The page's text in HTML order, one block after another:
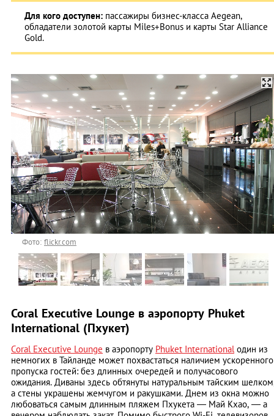
Для кого доступен: пассажиры бизнес-класса Aegean,
обладатели золотой карты Miles+Bonus и карты Star Alliance
Gold.
Фото:flickr.com
Coral Executive Lounge в аэропорту Phuket
International (Пхукет)
Coral Executive Lounge в аэропорту Phuket Internationalодин из
немногих в Тайланде может похвастаться наличием ускоренного
пропуска гостей: без длинных очередей и получасового
ожидания. Диваны здесь обтянуты натуральным тайским
а стены украшены жемчугом и ракушками. Днем из окна можно
любоваться самым длинным пляжем Пхукета — Май Кхао, — а